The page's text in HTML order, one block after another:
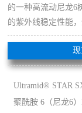
的一种高流动尼龙6
的紫外线稳定性能
Ultramid® STAR
聚酰胺 6（尼龙6）